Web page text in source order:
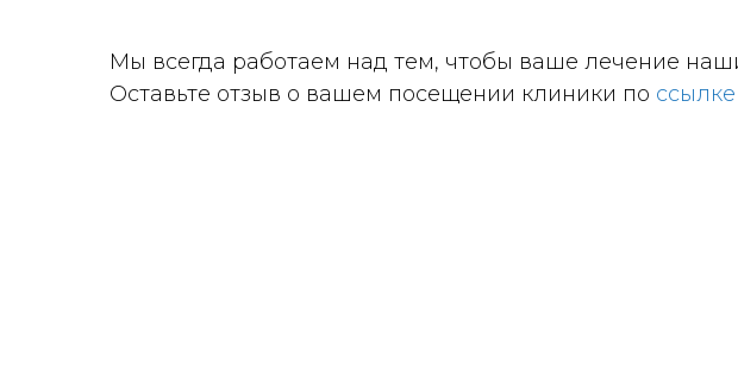
Мы всегда работаем над тем, чтобы ваше лечение
Оставьте отзыв о вашем посещении клиники по ссылке